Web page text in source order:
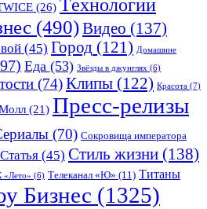
(26) Tехнологии
(490)Видео (137)
(45) Город (121) Домашние
Еда (53) Звёзды в джунглях (6)
(74)Клипы (122) Красота (7)
(21) Пресс-релизы
(70) Сокровища императора
Статья (45) Стиль жизни (138)
«Лето» (6) Телеканал «Ю» (11) Титаны
Бизнес (1325)